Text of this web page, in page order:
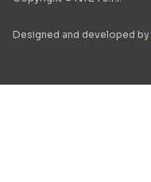
Designed and developed by